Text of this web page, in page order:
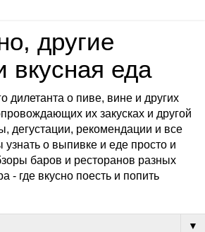
другие
вкусная еда
дилетанта о пиве, вине и других
их закусках и другой
дегустации, рекомендации и все
узнать о выпивке и еде просто и
баров и ресторанов разных
- где вкусно поесть и попить
▼